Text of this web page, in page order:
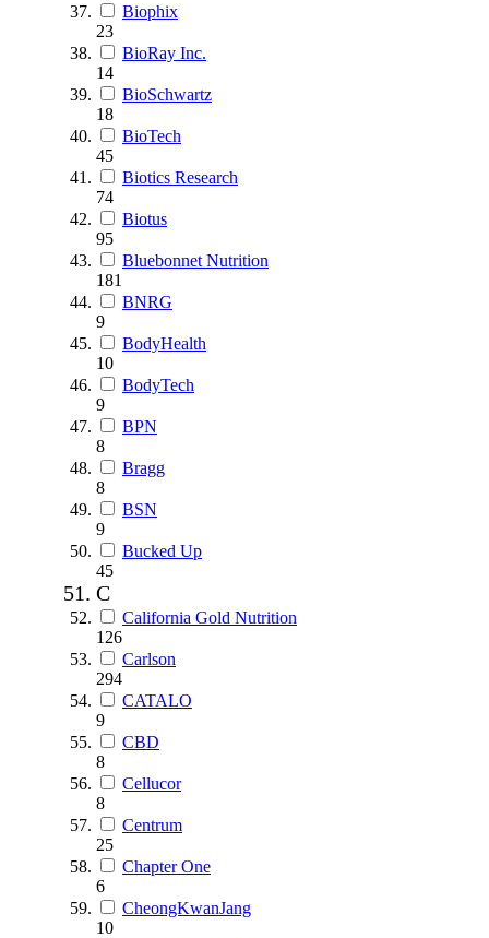
Biophix
23
BioRay Inc.
14
BioSchwartz
18
BioTech
45
Biotics Research
74
Biotus
95
Bluebonnet Nutrition
181
BNRG
9
BodyHealth
10
BodyTech
9
BPN
8
Bragg
8
BSN
9
Bucked Up
45
C
California Gold Nutrition
126
Carlson
294
CATALO
9
CBD
8
Cellucor
8
Centrum
25
Chapter One
6
CheongKwanJang
10